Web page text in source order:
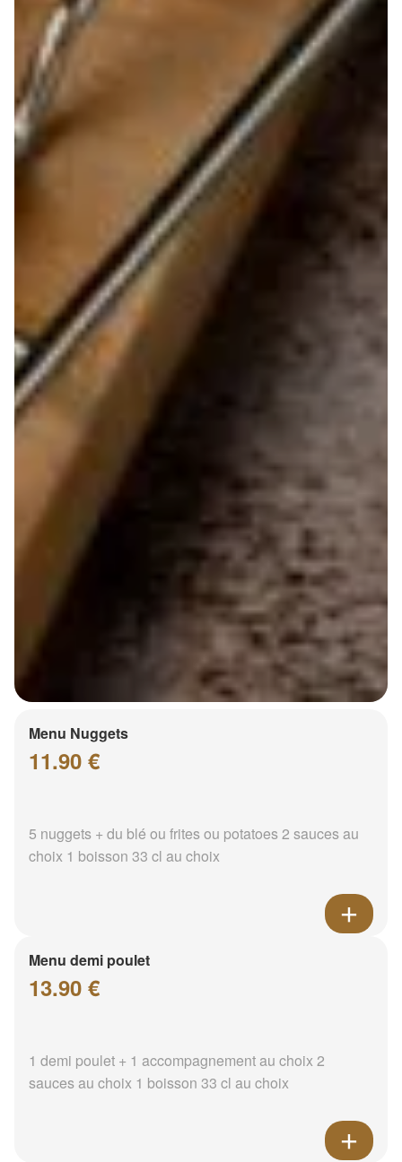
Menu Nuggets
11.90 €
5 nuggets + du blé ou frites ou potatoes 2 sauces au
choix 1 boisson 33 cl au choix
Menu demi poulet
13.90 €
1 demi poulet + 1 accompagnement au choix 2
sauces au choix 1 boisson 33 cl au choix